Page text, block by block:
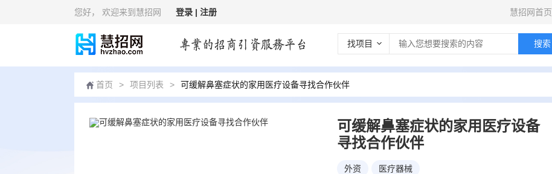
您好， 欢迎来到慧招网 登录 | 注册 慧招网首页
首页
找项目 搜索
首页 > 项目列表 > 可缓解鼻塞症状的家用医疗设备寻找合作伙伴
可缓解鼻塞症状的家用医疗设备
寻找合作伙伴
外资 医疗器械